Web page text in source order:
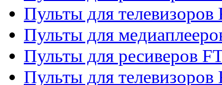
Пульты для
Пульты для
Пульты для ресиверов
Пульты для телевизоров